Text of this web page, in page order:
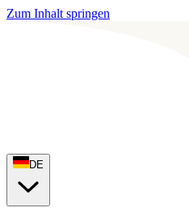
Zum Inhalt springen
DE